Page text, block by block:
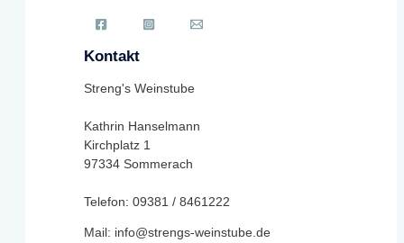
Kontakt
Streng's Weinstube
Kathrin Hanselmann
Kirchplatz 1
97334 Sommerach
Telefon: 09381 / 8461222
Mail: info@strengs-weinstube.de